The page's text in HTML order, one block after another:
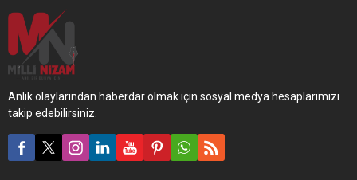
Anlık olaylarından haberdar olmak için sosyal medya hesaplarımızı
takip edebilirsiniz.